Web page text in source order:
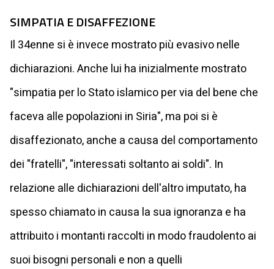
SIMPATIA E DISAFFEZIONE
Il 34enne si è invece mostrato più evasivo nelle
dichiarazioni. Anche lui ha inizialmente mostrato
"simpatia per lo Stato islamico per via del bene che
faceva alle popolazioni in Siria", ma poi si è
disaffezionato, anche a causa del comportamento
dei "fratelli", "interessati soltanto ai soldi". In
relazione alle dichiarazioni dell'altro imputato, ha
spesso chiamato in causa la sua ignoranza e ha
attribuito i montanti raccolti in modo fraudolento ai
suoi bisogni personali e non a quelli